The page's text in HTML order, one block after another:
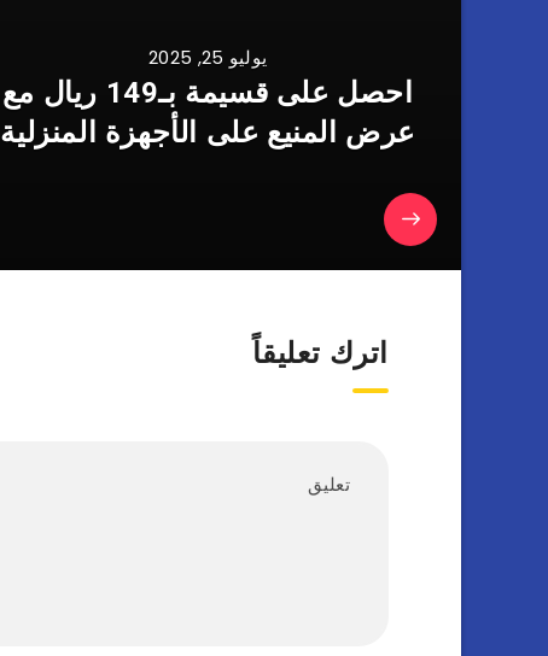
يوليو 25, 2025
احصل على قسيمة بـ149 ريال مع
عرض المنيع على الأجهزة المنزلية
اترك تعليقاً